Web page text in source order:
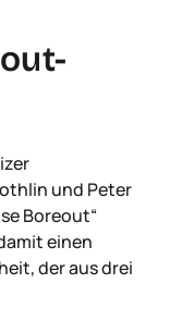
und Peter
Boreout“
einen
der aus drei